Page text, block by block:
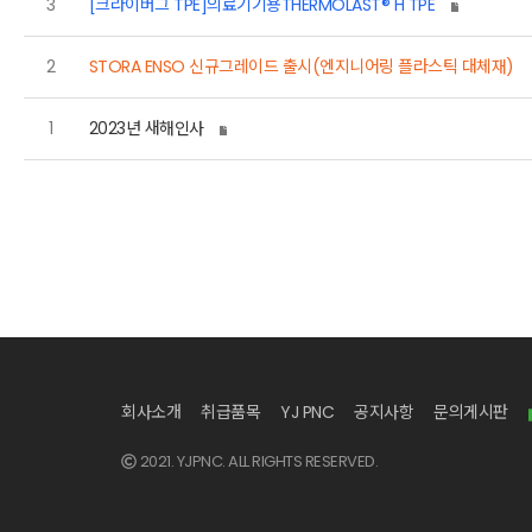
3 [크라이버그 TPE]의료기기용THERMOLAST® H TPE
2 STORA ENSO 신규그레이드 출시(엔지니어링 플라스틱 대체재)
1 2023년 새해인사
회사소개 취급품목 YJ PNC 공지사항 문의게시판
2021. YJPNC. ALL RIGHTS RESERVED.